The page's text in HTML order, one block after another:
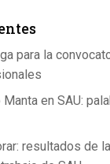
para la
en SAU:
resultados de